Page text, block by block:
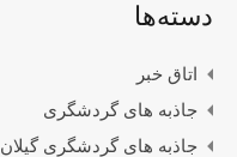
دسته‌ها
اتاق خبر
جاذبه های گردشگری
جاذبه های گردشگری گیلان